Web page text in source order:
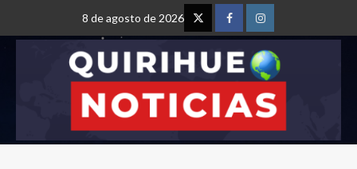
8 de agosto de 2026